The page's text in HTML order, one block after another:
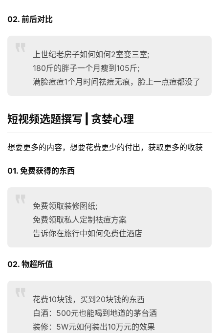
02. 前后对比
上世纪老房子如何如何2室变三室;
180斤的胖子一个月瘦到105斤;
满脸痘痘1个月时间祛痘无痕，脸上一点痘都没了
短视频选题撰写 | 贪婪心理
想要更多的内容，想要花费更少的付出，获取更多的收获
01. 免费获得的东西
免费领取装修图纸;
免费领取私人定制祛痘方案
告诉你在旅行中如何免费住酒店
02. 物超所值
花费10块钱，买到20块钱的东西
白酒：500元也能喝到地道的茅台酒
装修：5W元如何装出10万元的效果